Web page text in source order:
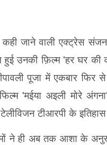
कही जाने वाली एक्ट्रेस
हुई उनकी फ़िल्म 'हर घर की
पूजा में एकबार
'मईया अइली मोरे
टीआरपी के
ने ही अब तक आशा के